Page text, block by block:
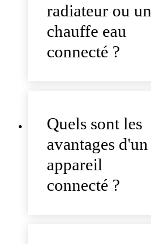
radiateur ou un
chauffe eau
connecté ?
Quels sont les
avantages d'un
appareil
connecté ?